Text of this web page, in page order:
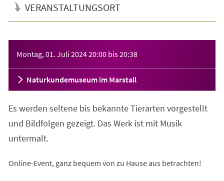
VERANSTALTUNGSORT
Montag, 01. Juli 202420:00 bis20:38
Naturkundemuseum im Marstall
Es werden seltene bis bekannte Tierarten vorgestellt
und Bildfolgen gezeigt. Das Werk ist mit Musik
untermalt.
Online-Event, ganz bequem von zu Hause aus betrachten!